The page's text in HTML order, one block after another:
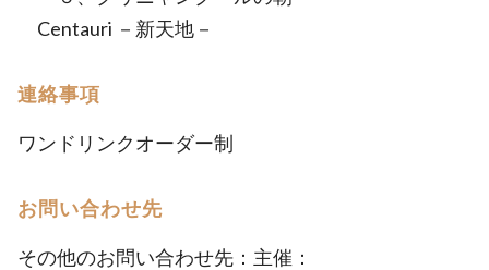
Centauri －新天地－
連絡事項
ワンドリンクオーダー制
お問い合わせ先
その他のお問い合わせ先：主催：